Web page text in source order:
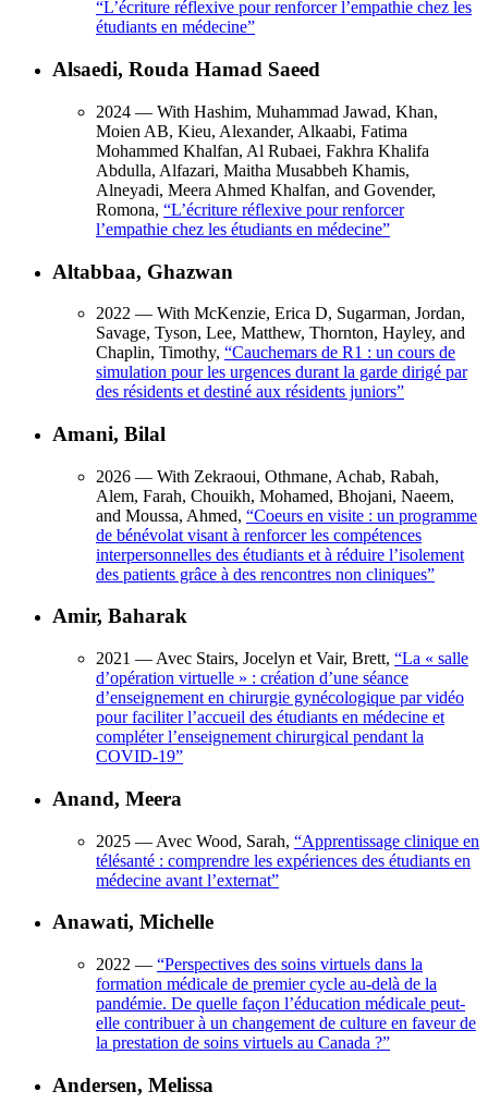
“L’écriture réflexive pour renforcer l’empathie chez les
étudiants en médecine”
Alsaedi, Rouda Hamad Saeed
2024 — With Hashim, Muhammad Jawad, Khan,
Moien AB, Kieu, Alexander, Alkaabi, Fatima
Mohammed Khalfan, Al Rubaei, Fakhra Khalifa
Abdulla, Alfazari, Maitha Musabbeh Khamis,
Alneyadi, Meera Ahmed Khalfan, and Govender,
Romona, “L’écriture réflexive pour renforcer
l’empathie chez les étudiants en médecine”
Altabbaa, Ghazwan
2022 — With McKenzie, Erica D, Sugarman, Jordan,
Savage, Tyson, Lee, Matthew, Thornton, Hayley, and
Chaplin, Timothy, “Cauchemars de R1 : un cours de
simulation pour les urgences durant la garde dirigé par
des résidents et destiné aux résidents juniors”
Amani, Bilal
2026 — With Zekraoui, Othmane, Achab, Rabah,
Alem, Farah, Chouikh, Mohamed, Bhojani, Naeem,
and Moussa, Ahmed, “Coeurs en visite : un programme
de bénévolat visant à renforcer les compétences
interpersonnelles des étudiants et à réduire l’isolement
des patients grâce à des rencontres non cliniques”
Amir, Baharak
2021 — Avec Stairs, Jocelyn et Vair, Brett, “La « salle
d’opération virtuelle » : création d’une séance
d’enseignement en chirurgie gynécologique par vidéo
pour faciliter l’accueil des étudiants en médecine et
compléter l’enseignement chirurgical pendant la
COVID-19”
Anand, Meera
2025 — Avec Wood, Sarah, “Apprentissage clinique en
télésanté : comprendre les expériences des étudiants en
médecine avant l’externat”
Anawati, Michelle
2022 — “Perspectives des soins virtuels dans la
formation médicale de premier cycle au-delà de la
pandémie. De quelle façon l’éducation médicale peut-
elle contribuer à un changement de culture en faveur de
la prestation de soins virtuels au Canada ?”
Andersen, Melissa